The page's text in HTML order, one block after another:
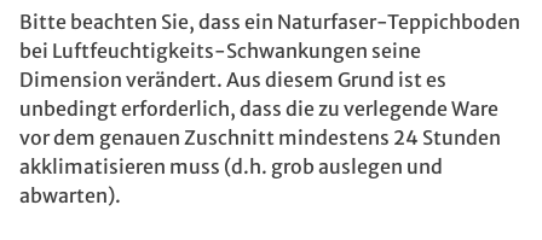
Bitte beachten Sie, dass ein Naturfaser-Teppichboden
bei Luftfeuchtigkeits-Schwankungen seine
Dimension verändert. Aus diesem Grund ist es
unbedingt erforderlich, dass die zu verlegende Ware
vor dem genauen Zuschnitt mindestens 24 Stunden
akklimatisieren muss (d.h. grob auslegen und
abwarten).